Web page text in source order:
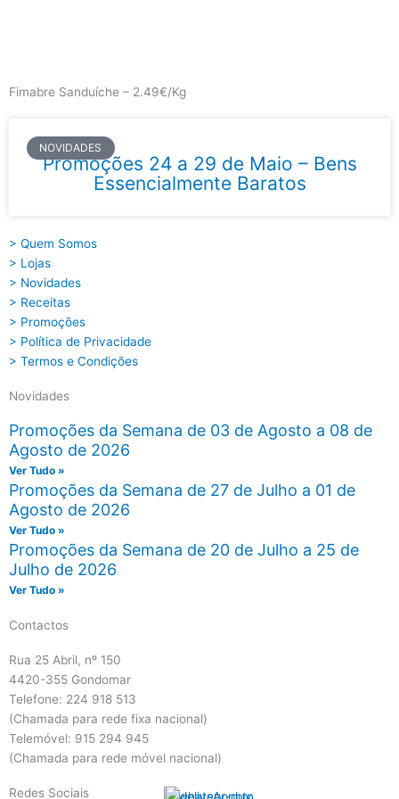
Fimabre Sanduíche – 2.49€/Kg
NOVIDADES
Promoções 24 a 29 de Maio – Bens
Essencialmente Baratos
> Quem Somos
> Lojas
> Novidades
> Receitas
> Promoções
> Política de Privacidade
> Termos e Condições
Novidades
Promoções da Semana de 03 de Agosto a 08 de
Agosto de 2026
Ver Tudo »
Promoções da Semana de 27 de Julho a 01 de
Agosto de 2026
Ver Tudo »
Promoções da Semana de 20 de Julho a 25 de
Julho de 2026
Ver Tudo »
Contactos
Rua 25 Abril, nº 150
4420-355 Gondomar
Telefone: 224 918 513
(Chamada para rede fixa nacional)
Telemóvel: 915 294 945
(Chamada para rede móvel nacional)
Redes Sociais